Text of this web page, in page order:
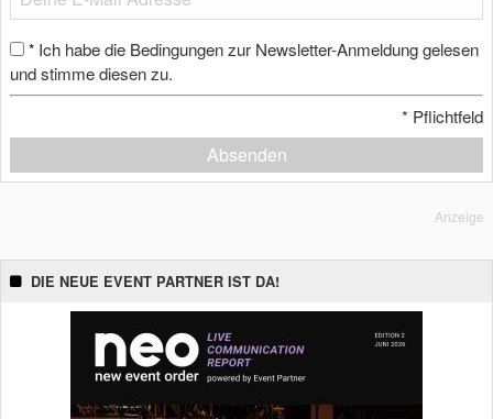
* Ich habe die Bedingungen zur Newsletter-Anmeldung gelesen
und stimme diesen zu.
* Pflichtfeld
Absenden
Anzeige
DIE NEUE EVENT PARTNER IST DA!